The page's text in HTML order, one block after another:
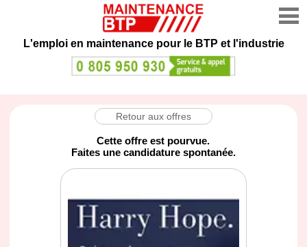
L'emploi en maintenance pour le BTP et l'industrie
Retour aux offres
Cette offre est pourvue.
Faites une candidature spontanée.